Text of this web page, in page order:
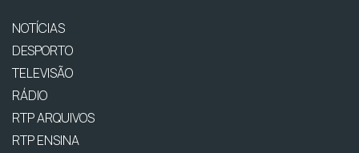
NOTÍCIAS
DESPORTO
TELEVISÃO
RÁDIO
RTP ARQUIVOS
RTP ENSINA